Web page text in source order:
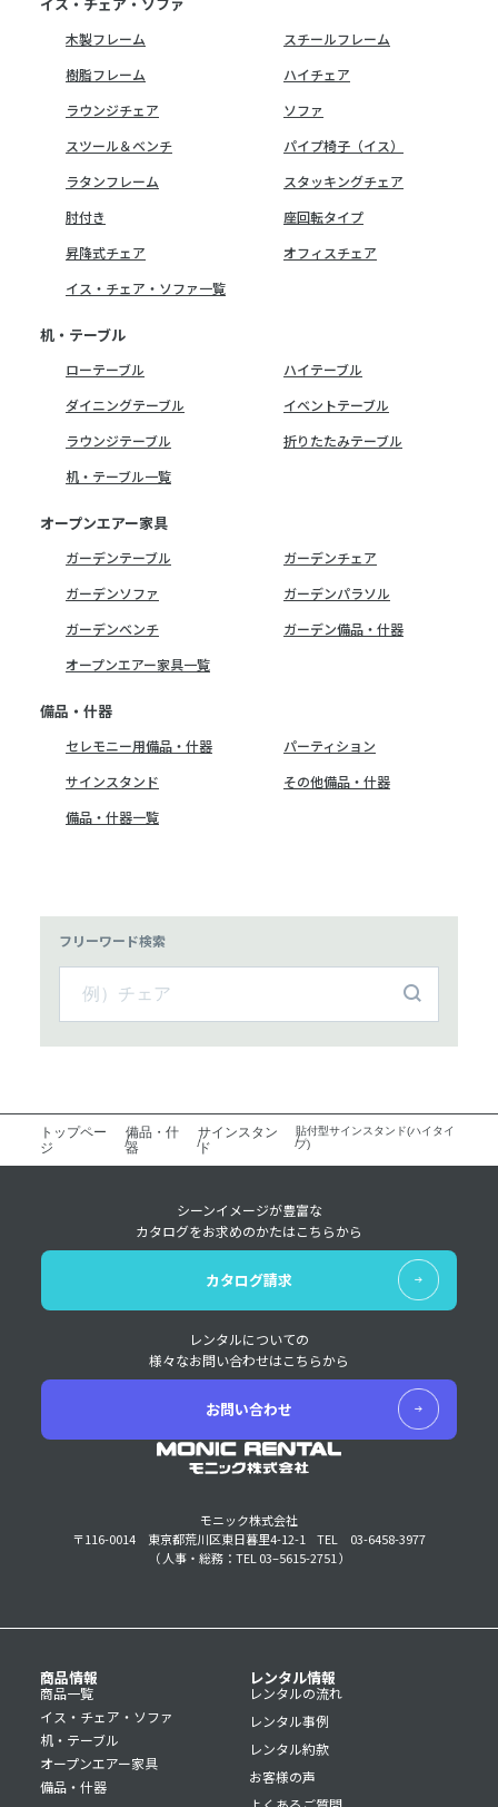
木製フレーム
スチールフレーム
樹脂フレーム
ハイチェア
ラウンジチェア
ソファ
スツール＆ベンチ
パイプ椅子（イス）
ラタンフレーム
スタッキングチェア
肘付き
座回転タイプ
昇降式チェア
オフィスチェア
イス・チェア・ソファ一覧
机・テーブル
ローテーブル
ハイテーブル
ダイニングテーブル
イベントテーブル
ラウンジテーブル
折りたたみテーブル
机・テーブル一覧
オープンエアー家具
ガーデンテーブル
ガーデンチェア
ガーデンソファ
ガーデンパラソル
ガーデンベンチ
ガーデン備品・什器
オープンエアー家具一覧
備品・什器
セレモニー用備品・什器
パーティション
サインスタンド
その他備品・什器
備品・什器一覧
フリーワード検索
トップペー
ジ
備品・什
器
サインスタン
ド
貼付型サインスタンド(ハイタイ
プ)
モニック株式会社
〒116-0014 東京都荒川区東日暮里4-12-1
TEL 03-6458-3977
（ 人事・総務：TEL 03–5615-2751 ）
シーンイメージが豊富な
カタログをお求めのかたはこちらから
カタログ請求
レンタルについての
様々なお問い合わせはこちらから
お問い合わせ
商品情報
商品一覧
イス・チェア・ソファ
机・テーブル
オープンエアー家具
備品・什器
レンタル情報
レンタルの流れ
レンタル事例
レンタル約款
お客様の声